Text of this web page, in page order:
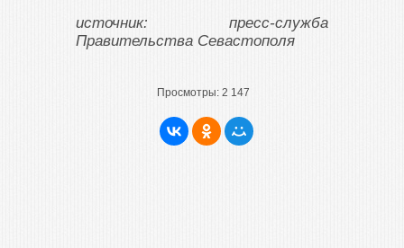
источник: пресс-служба
Правительства Севастополя
Просмотры: 2 147